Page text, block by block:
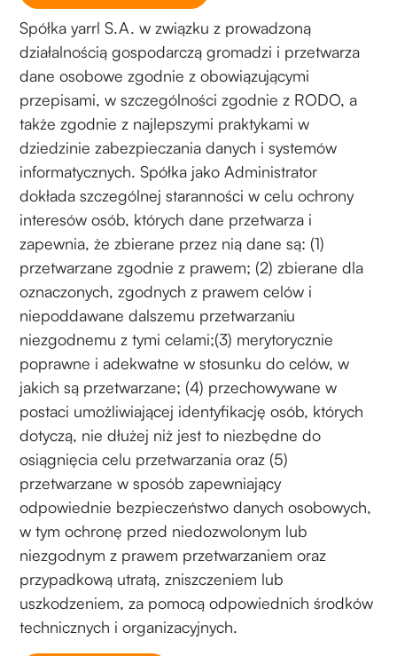
Spółka yarrl S.A. w związku z prowadzoną
działalnością gospodarczą gromadzi i przetwarza
dane osobowe zgodnie z obowiązującymi
przepisami, w szczególności zgodnie z RODO, a
także zgodnie z najlepszymi praktykami w
dziedzinie zabezpieczania danych i systemów
informatycznych. Spółka jako Administrator
dokłada szczególnej staranności w celu ochrony
interesów osób, których dane przetwarza i
zapewnia, że zbierane przez nią dane są: (1)
przetwarzane zgodnie z prawem; (2) zbierane dla
oznaczonych, zgodnych z prawem celów i
niepoddawane dalszemu przetwarzaniu
niezgodnemu z tymi celami;(3) merytorycznie
poprawne i adekwatne w stosunku do celów, w
jakich są przetwarzane; (4) przechowywane w
postaci umożliwiającej identyfikację osób, których
dotyczą, nie dłużej niż jest to niezbędne do
osiągnięcia celu przetwarzania oraz (5)
przetwarzane w sposób zapewniający
odpowiednie bezpieczeństwo danych osobowych,
w tym ochronę przed niedozwolonym lub
niezgodnym z prawem przetwarzaniem oraz
przypadkową utratą, zniszczeniem lub
uszkodzeniem, za pomocą odpowiednich środków
technicznych i organizacyjnych.